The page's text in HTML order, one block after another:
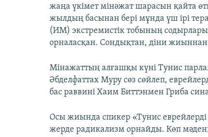
жаңа үкімет мінәжат шарасын қайта
жылдың басынан бері мұнда үш ірі
(ИМ) экстремистік тобының
орналасқан. Сондықтан, діни жиыннан
Мінажаттың алғашқы күні Тунис
Әбделфаттах Муру сөз сөйлеп,
бас раввині Хаим Биттэнмен Гриба
Осы жиында спикер «Тунис
жерде радикализм орнайды. Көп